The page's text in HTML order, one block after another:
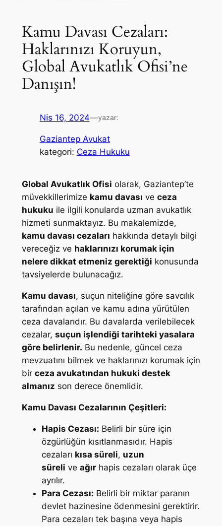
Kamu Davası Cezaları:
Haklarınızı Koruyun,
Global Avukatlık Ofisi’ne
Danışın!
Nis 16, 2024—yazar:
Gaziantep Avukat
kategori: Ceza Hukuku
Global Avukatlık Ofisi olarak, Gaziantep’te
müvekkillerimize kamu davası ve ceza
hukuku ile ilgili konularda uzman avukatlık
hizmeti sunmaktayız. Bu makalemizde,
kamu davası cezaları hakkında detaylı bilgi
vereceğiz ve haklarınızı korumak için
nelere dikkat etmeniz gerektiği konusunda
tavsiyelerde bulunacağız.
Kamu davası, suçun niteliğine göre savcılık
tarafından açılan ve kamu adına yürütülen
ceza davalarıdır. Bu davalarda verilebilecek
cezalar, suçun işlendiği tarihteki yasalara
göre belirlenir. Bu nedenle, güncel ceza
mevzuatını bilmek ve haklarınızı korumak için
bir ceza avukatından hukuki destek
almanız son derece önemlidir.
Kamu Davası Cezalarının Çeşitleri:
Hapis Cezası: Belirli bir süre için
özgürlüğün kısıtlanmasıdır. Hapis
cezaları kısa süreli, uzun
süreli ve ağırhapis cezaları olarak üçe
ayrılır.
Para Cezası: Belirli bir miktar paranın
devlet hazinesine ödenmesini gerektirir.
Para cezaları tek başına veya hapis